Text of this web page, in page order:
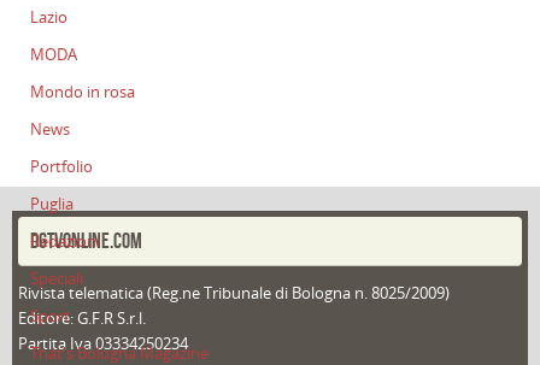
Lazio
MODA
Mondo in rosa
News
Portfolio
Puglia
Redazioni
Speciali
Sport
That's Bologna Magazine
DGTVONLINE.COM
Rivista telematica (Reg.ne Tribunale di Bologna n. 8025/2009)
Editore: G.F.R S.r.l.
Partita Iva 03334250234